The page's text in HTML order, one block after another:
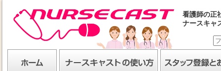
看護師の正
ナースキャ